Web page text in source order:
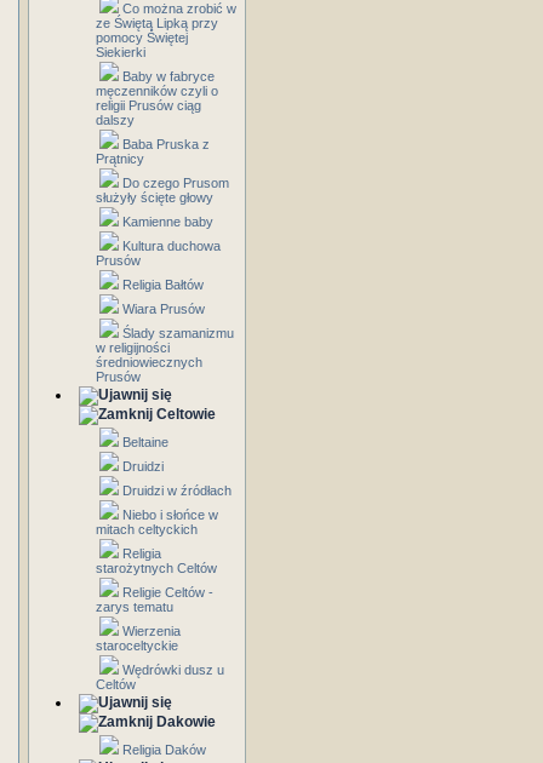
Co można zrobić w
ze Świętą Lipką przy
pomocy Świętej
Siekierki
Baby w fabryce
męczenników czyli o
religii Prusów ciąg
dalszy
Baba Pruska z
Prątnicy
Do czego Prusom
służyły ścięte głowy
Kamienne baby
Kultura duchowa
Prusów
Religia Bałtów
Wiara Prusów
Ślady szamanizmu
w religijności
średniowiecznych
Prusów
Celtowie
Beltaine
Druidzi
Druidzi w źródłach
Niebo i słońce w
mitach celtyckich
Religia
starożytnych Celtów
Religie Celtów -
zarys tematu
Wierzenia
staroceltyckie
Wędrówki dusz u
Celtów
Dakowie
Religia Daków